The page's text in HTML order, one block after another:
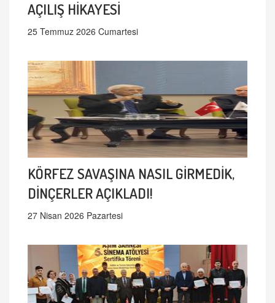
AÇILIŞ HİKAYESİ
25 Temmuz 2026 Cumartesi
KÖRFEZ SAVAŞINA NASIL GİRMEDİK,
DİNÇERLER AÇIKLADI!
27 Nisan 2026 Pazartesi